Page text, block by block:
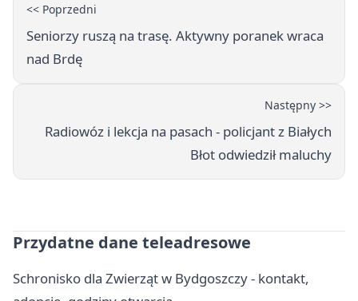
<< Poprzedni
Seniorzy ruszą na trasę. Aktywny poranek wraca
nad Brdę
Następny >>
Radiowóz i lekcja na pasach - policjant z Białych
Błot odwiedził maluchy
Przydatne dane teleadresowe
Schronisko dla Zwierząt w Bydgoszczy - kontakt,